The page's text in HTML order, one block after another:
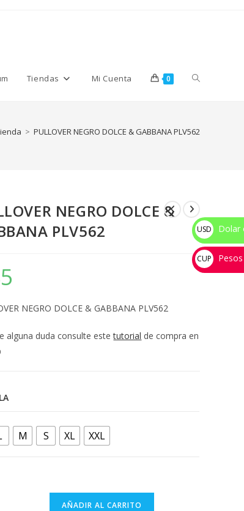
Tiendas Mi Cuenta 0 Alternar
la
web
> PULLOVER NEGRO DOLCE & GABBANA PLV562
NEGRO DOLCE &
PLV562
NEGRO DOLCE & GABBANA PLV562
alguna duda consulte estetutorial de compra en
M S XL XXL
AÑADIR AL CARRITO
USD
$
Dolar
CUP
💰
Pesos